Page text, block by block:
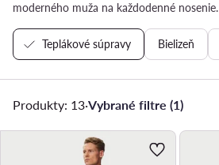
moderného muža na každodenné nosenie.
Teplákové súpravy Bielizeň
Produkty: 13·Vybrané filtre (1)